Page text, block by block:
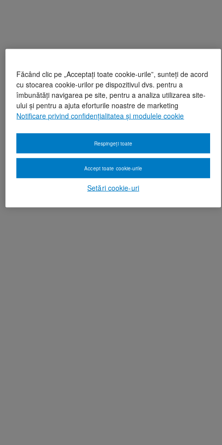
Făcând clic pe „Acceptați toate cookie-urile”, sunteți de acord
cu stocarea cookie-urilor pe dispozitivul dvs. pentru a
îmbunătăți navigarea pe site, pentru a analiza utilizarea site-
ului și pentru a ajuta eforturile noastre de marketing
Notificare privind confidențialitatea și modulele cookie
Setări cookie-uri
Respingeți toate
Accept toate cookie-urile